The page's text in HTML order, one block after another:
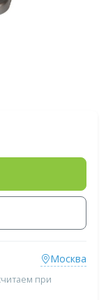
Москва
при